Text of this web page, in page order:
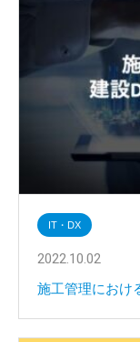
IT・DX
2022.10.02
施工管理におけ